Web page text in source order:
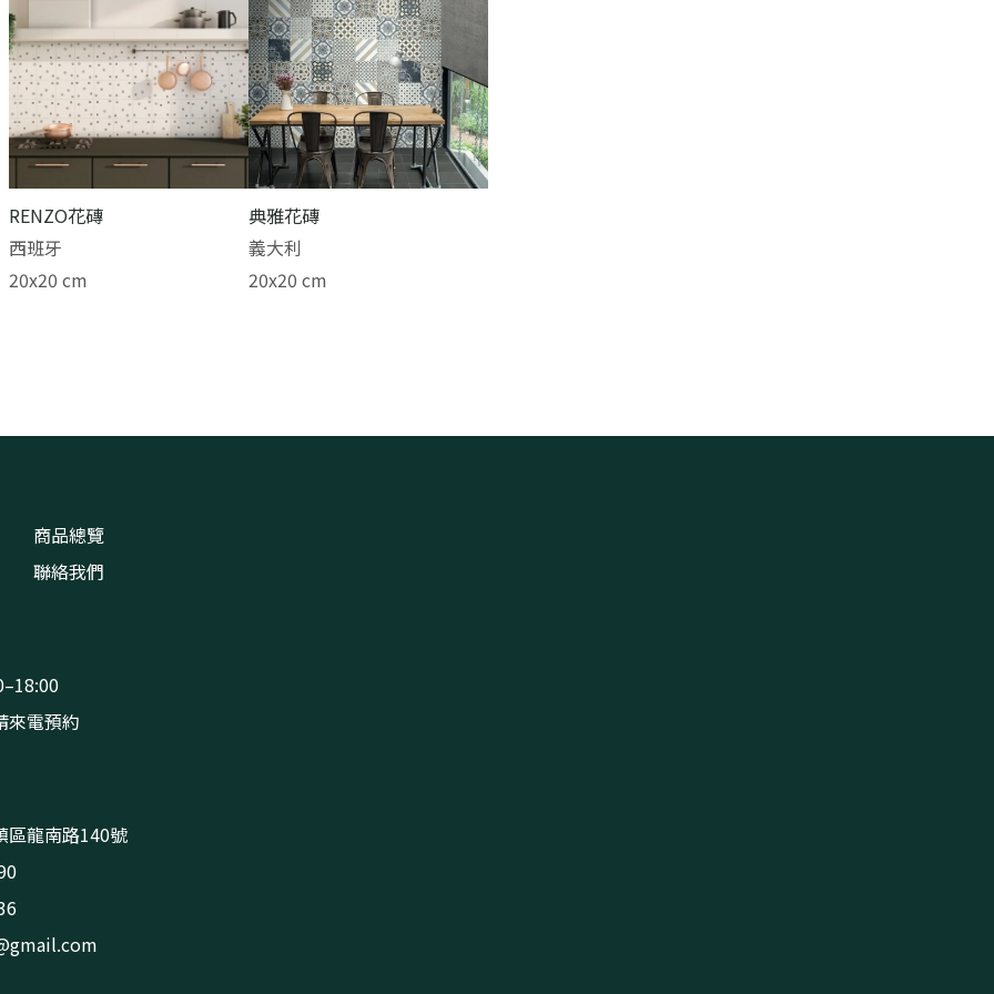
RENZO花磚
西班牙
20x20 cm
典雅花磚
義大利
20x20 cm
商品總覽
聯絡我們
來電預約
區龍南路140號